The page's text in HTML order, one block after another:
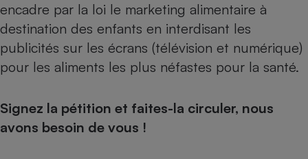
encadre par la loi le marketing alimentaire à
destination des enfants en interdisant les
publicités sur les écrans (télévision et numérique)
pour les aliments les plus néfastes pour la santé.
Signez la pétition et faites-la circuler, nous
avons besoin de vous !